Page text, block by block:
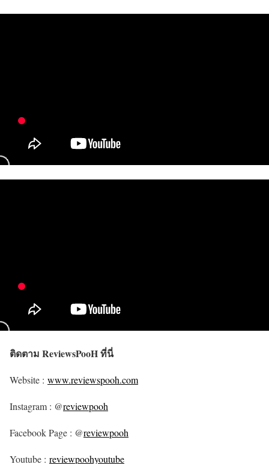
ติดตาม ReviewsPooH ที่นี่
Website : www.reviewspooh.com
Instagram : @reviewpooh
Facebook Page : @reviewpooh
Youtube : reviewpoohyoutube